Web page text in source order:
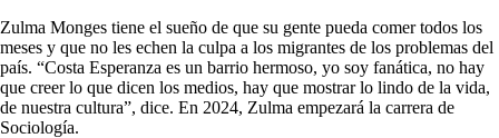
Zulma Monges tiene el sueño de que su gente pueda comer todos los
meses y que no les echen la culpa a los migrantes de los problemas del
país. “Costa Esperanza es un barrio hermoso, yo soy fanática, no hay
que creer lo que dicen los medios, hay que mostrar lo lindo de la vida,
de nuestra cultura”, dice. En 2024, Zulma empezará la carrera de
Sociología.